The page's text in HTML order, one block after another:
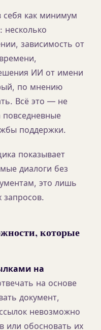
себя как минимум
несколько
зависимость от
ИИ от имени
по мнению
Всё это — не
повседневные
поддержки.
показывает
диалоги без
это лишь
запросов.
которые
на
на основе
документ,
невозможно
или обосновать их